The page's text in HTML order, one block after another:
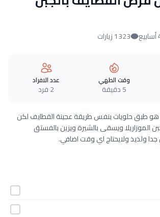
1323 زيارات
وقت الطهي
5 دقيقة
عدد الافراد
2 فرد
طبق حلويات بنفس طريقة عجينة القطايف لكن
الموزاريلا ويسقى بالشيرة ويزين بالفستق
ولذيذ ولايحتاج اي وقت اضافي.